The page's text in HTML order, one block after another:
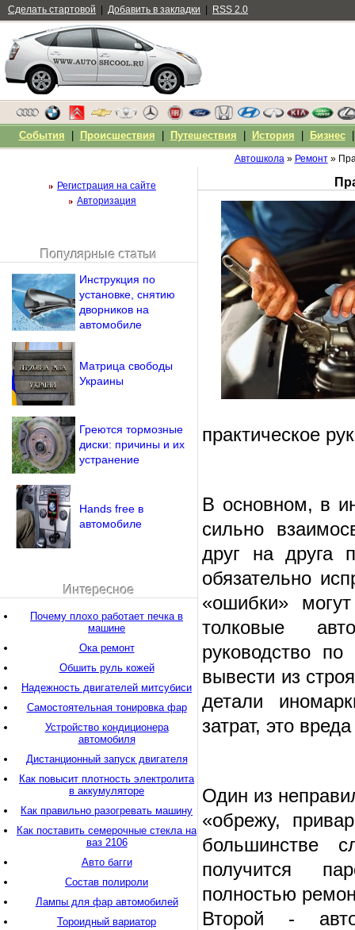
Автошкола» Ремонт»
практическое
В основном, в
сильно
друг на друга
обязательно
«ошибки»
толковые
руководство
вывести из
детали
затрат, это
Один из
«обрежу,
большинстве
получится
полностью
Второй -
Регистрация на сайте
Авторизация
Напомнить пароль?
Популярные статьи
Инструкция по
установке, снятию
дворников на
автомобиле
Матрица свободы
Украины
Греются тормозные
диски: причины и их
устранение
Hands free в
автомобиле
Интересное
Почему плохо работает печка в
машине
Ока ремонт
Обшить руль кожей
Надежность двигателей митсубиси
Самостоятельная тонировка фар
Устройство кондиционера
автомобиля
Дистанционный запуск двигателя
Как повысит плотность электролита
в аккумуляторе
Как правильно разогревать машину
Как поставить семерочные стекла на
ваз 2106
Авто багги
Состав полироли
Лампы для фар автомобилей
Тороидный вариатор
Сделать стартовой Добавить в закладки RSS 2.0
События Происшествия Путешествия История Бизнес